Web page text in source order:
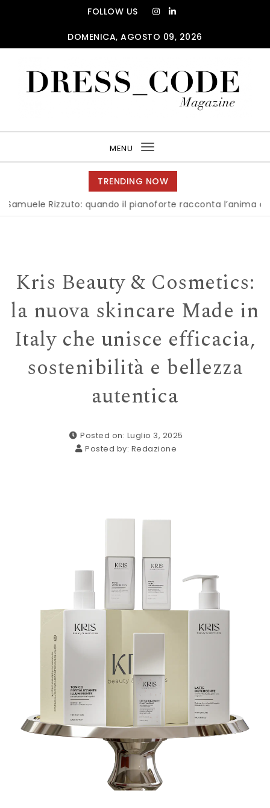
FOLLOW US
DOMENICA, AGOSTO 09, 2026
MENU
Toggle
navigation
TRENDING NOW
Rizzuto: quando il pianoforte racconta l’anima
Kris Beauty & Cosmetics:
la nuova skincare Made in
Italy che unisce efficacia,
sostenibilità e bellezza
autentica
Posted on: Luglio 3, 2025
Posted by: Redazione